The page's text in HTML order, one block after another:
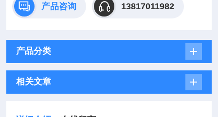
产品咨询 13817011982
产品分类
相关文章